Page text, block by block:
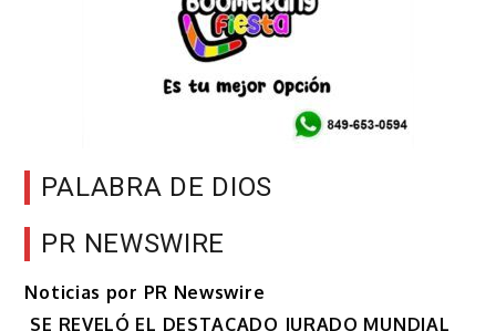
PALABRA DE DIOS
PR NEWSWIRE
Noticias por PR Newswire
SE REVELÓ EL DESTACADO JURADO MUNDIAL